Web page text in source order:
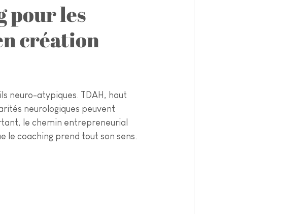
pour les
création
neuro-atypiques. TDAH, haut
neurologiques peuvent
le chemin entrepreneurial
le coaching prend tout son sens.